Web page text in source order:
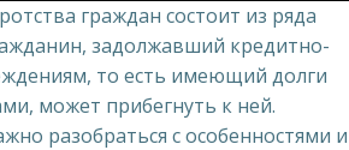
граждан состоит из ряда
задолжавший кредитно-
то есть имеющий долги
может прибегнуть к ней.
разобраться с особенностями и